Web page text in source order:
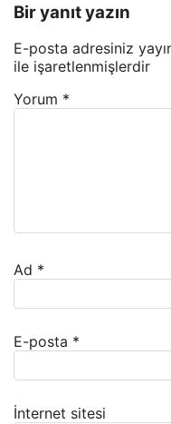
Bir yanıt yazın
E-posta adresiniz
ile işaretlenmişlerdir
Yorum *
Ad *
E-posta *
İnternet sitesi